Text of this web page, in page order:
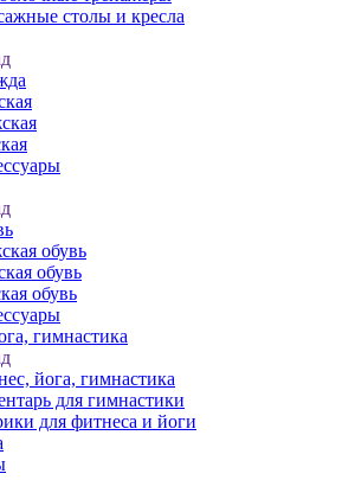
столы и кресла
обувь
обувь
обувь
гимнастика
йога, гимнастика
для гимнастики
для фитнеса и йоги